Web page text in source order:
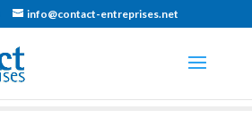
info@contact-entreprises.net